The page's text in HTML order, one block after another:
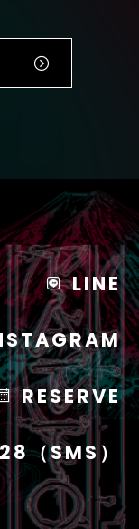
LINE
RESERVE
SMS）